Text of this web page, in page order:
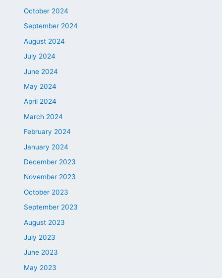
October 2024
September 2024
August 2024
July 2024
June 2024
May 2024
April 2024
March 2024
February 2024
January 2024
December 2023
November 2023
October 2023
September 2023
August 2023
July 2023
June 2023
May 2023